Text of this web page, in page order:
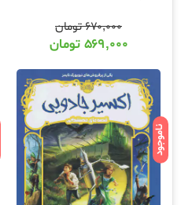
۶۷۰,۰۰۰تومان
۵۶۹,۰۰۰ تومان
ناموجود